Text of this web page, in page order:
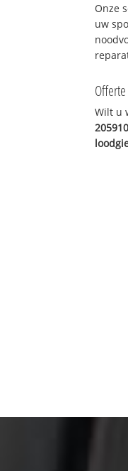
Onze
uw
Wilt u